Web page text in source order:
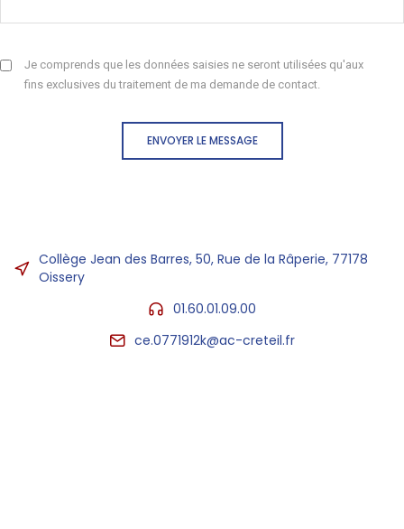
Je comprends que les données saisies ne seront utilisées qu'aux
fins exclusives du traitement de ma demande de contact.
ENVOYER LE MESSAGE
Collège Jean des Barres, 50, Rue de la Râperie, 77178
Oissery
01.60.01.09.00
ce.0771912k@ac-creteil.fr